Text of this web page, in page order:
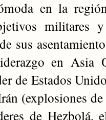
en la
militares
sus
en Asia
de Estados
(explosiones
de Hezbolá,